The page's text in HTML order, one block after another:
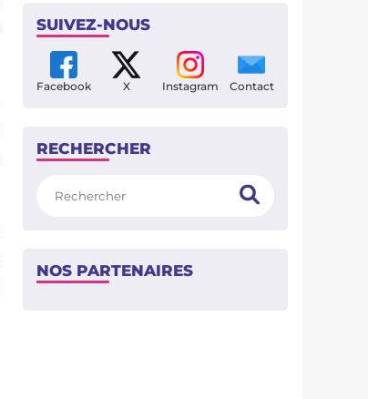
SUIVEZ-NOUS
Facebook X Instagram Contact
RECHERCHER
NOS PARTENAIRES